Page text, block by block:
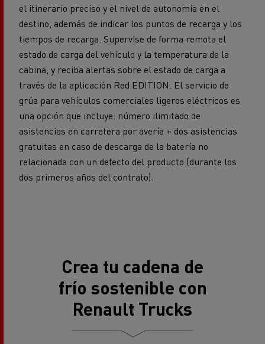
el itinerario preciso y el nivel de autonomía en el
destino, además de indicar los puntos de recarga y los
tiempos de recarga. Supervise de forma remota el
estado de carga del vehículo y la temperatura de la
cabina, y reciba alertas sobre el estado de carga a
través de la aplicación Red EDITION. El servicio de
grúa para vehículos comerciales ligeros eléctricos es
una opción que incluye: número ilimitado de
asistencias en carretera por avería + dos asistencias
gratuitas en caso de descarga de la batería no
relacionada con un defecto del producto (durante los
dos primeros años del contrato).
Crea tu cadena de
frío sostenible con
Renault Trucks